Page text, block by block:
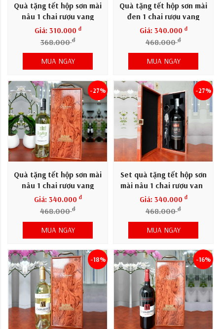
Quà tặng tết hộp sơn mài
nâu 1 chai rượu vang
Chile Martin Cortes
Giá: 310.000 đ
368.000đ
MUA NGAY
Quà tặng tết hộp sơn mài
đen 1 chai rượu vang
Pháp 1982 trắng
Giá: 340.000 đ
468.000đ
MUA NGAY
Quà tặng tết hộp sơn mài
nâu 1 chai rượu vang
Pháp 1982 trắng
Giá: 340.000 đ
468.000đ
-27%
MUA NGAY
Set quà tặng tết hộp sơn
mài nâu 1 chai rượu vang
Pháp 1982
Giá: 340.000 đ
468.000đ
-27%
MUA NGAY
-18% -16%